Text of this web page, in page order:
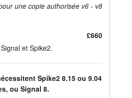
une copie authorisée v6 - v8
£660
et Spike2.
Spike2 8.15 ou 9.04
ou Signal 8.